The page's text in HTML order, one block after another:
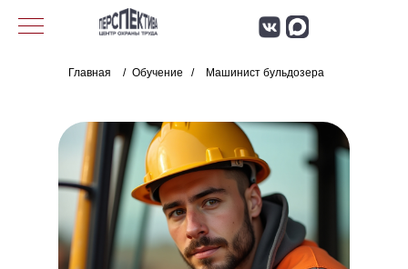
Главная / Обучение / Машинист бульдозера